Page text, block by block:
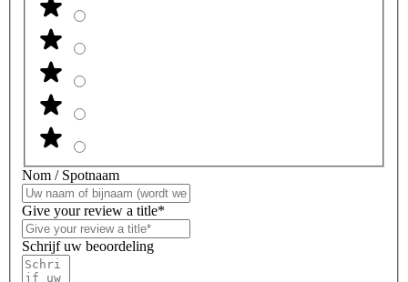
Nom / Spotnaam
Give your review a title*
Schrijf uw beoordeling